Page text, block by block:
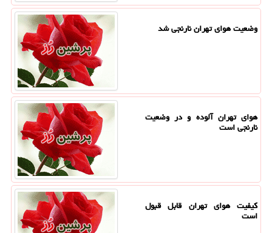
وضعیت هوای تهران نارنجی شد
هوای تهران آلوده و در وضعیت
نارنجی است
کیفیت هوای تهران قابل قبول
است